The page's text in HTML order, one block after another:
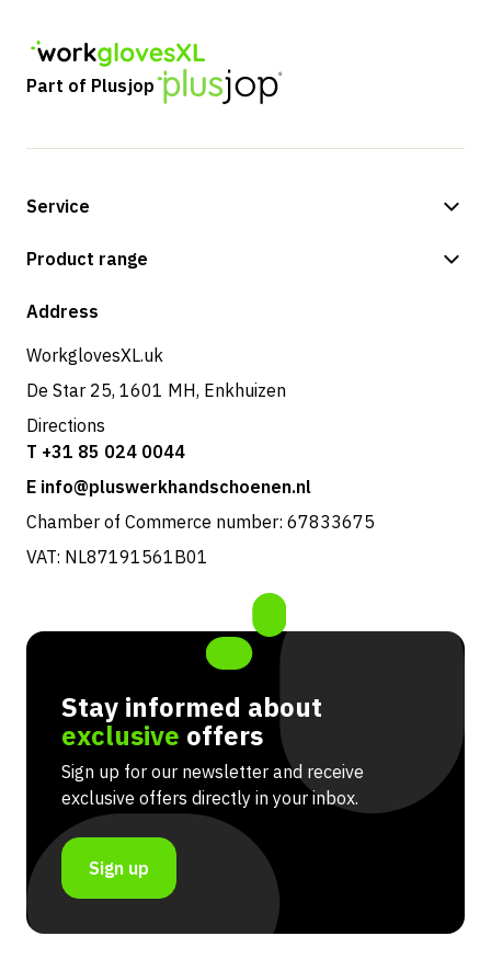
Part of Plusjop
Service
Payment methods
Product range
Shop
Address
WorkglovesXL.uk
De Star 25, 1601 MH, Enkhuizen
Directions
T +31 85 024 0044
E info@pluswerkhandschoenen.nl
Chamber of Commerce number: 67833675
VAT: NL87191561B01
Stay informed about
exclusive offers
Sign up for our newsletter and receive
exclusive offers directly in your inbox.
Sign up